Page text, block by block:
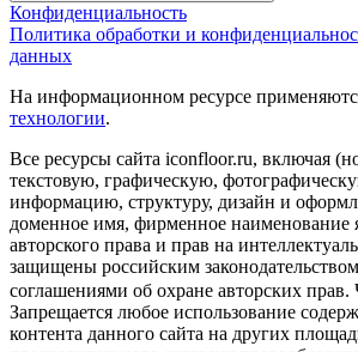
Конфиденциальность
Политика обработки и
данных
На информационном ресурсе
технологии.
Все ресурсы сайта iconfloor.ru, включая
текстовую, графическую,
информацию, структуру, дизайн и
доменное имя, фирменное наименование
авторского права и прав на
защищены российским
соглашениями об охране авторских прав.
Запрещается любое использование
контента данного сайта на других